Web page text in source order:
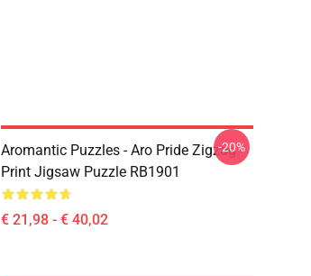
Aromantic Puzzles - Aro Pride Zigzag
Print Jigsaw Puzzle RB1901
€ 21,98 - € 40,02
-20%